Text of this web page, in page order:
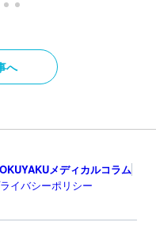
へ
メディカルコラム
イバシーポリシー